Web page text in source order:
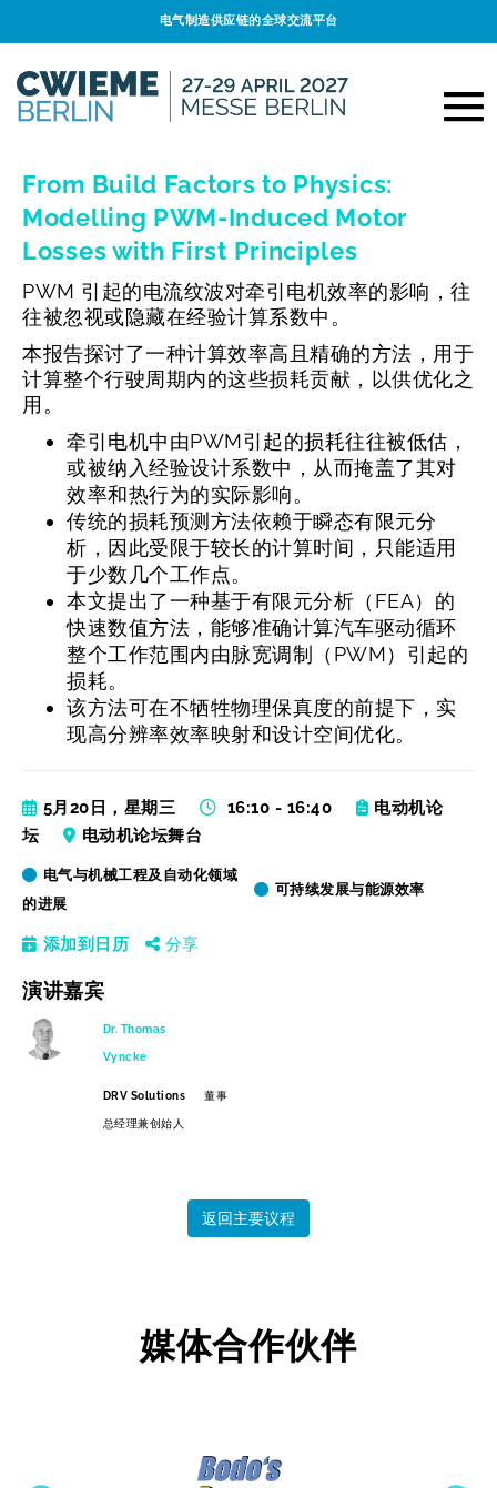
电气制造供应链的全球交流平台
From Build Factors to Physics:
Modelling PWM-Induced Motor
Losses with First Principles
PWM 引起的电流纹波对牵引电机效率的影响，往
往被忽视或隐藏在经验计算系数中。
本报告探讨了一种计算效率高且精确的方法，用于
计算整个行驶周期内的这些损耗贡献，以供优化之
用。
牵引电机中由PWM引起的损耗往往被低估，
或被纳入经验设计系数中，从而掩盖了其对
效率和热行为的实际影响。
传统的损耗预测方法依赖于瞬态有限元分
析，因此受限于较长的计算时间，只能适用
于少数几个工作点。
本文提出了一种基于有限元分析（FEA）的
快速数值方法，能够准确计算汽车驱动循环
整个工作范围内由脉宽调制（PWM）引起的
损耗。
该方法可在不牺牲物理保真度的前提下，实
现高分辨率效率映射和设计空间优化。
5月20日，星期三 16:10 - 16:40
电动机论
坛
电动机论坛舞台
电气与机械工程及自动化领域
的进展
可持续发展与能源效率
添加到日历 分享
演讲嘉宾
Dr. Thomas
Vyncke
DRV Solutions 董事
总经理兼创始人
返回主要议程
媒体合作伙伴